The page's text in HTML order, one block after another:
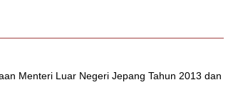
Menteri Luar Negeri Jepang Tahun 2013 dan